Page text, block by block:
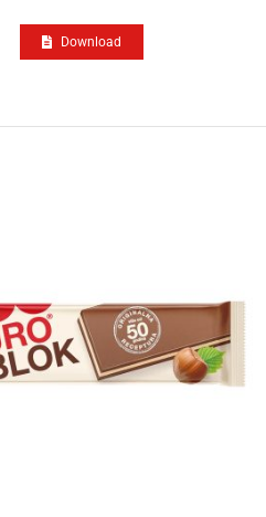
Download